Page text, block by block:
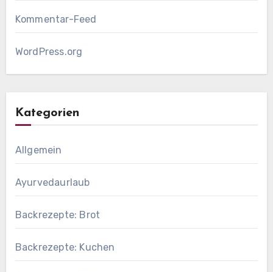
Kommentar-Feed
WordPress.org
Kategorien
Allgemein
Ayurvedaurlaub
Backrezepte: Brot
Backrezepte: Kuchen